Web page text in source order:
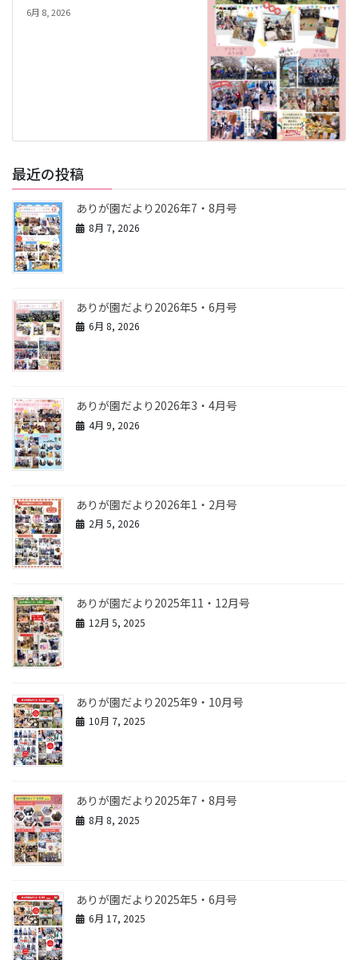
6月 8, 2026
最近の投稿
ありが園だより2026年7・8月号
8月 7, 2026
ありが園だより2026年5・6月号
6月 8, 2026
ありが園だより2026年3・4月号
4月 9, 2026
ありが園だより2026年1・2月号
2月 5, 2026
ありが園だより2025年11・12月号
12月 5, 2025
ありが園だより2025年9・10月号
10月 7, 2025
ありが園だより2025年7・8月号
8月 8, 2025
ありが園だより2025年5・6月号
6月 17, 2025